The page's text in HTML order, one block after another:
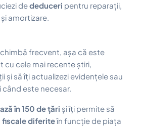
dededuceri pentru reparații,
amortizare.
frecvent, așa că este
cu cele mai recente știri,
și să îți actualizezi evidențele sau
este necesar.
în 150 de țări și îți permite să
fiscale diferiteîn funcție de piața